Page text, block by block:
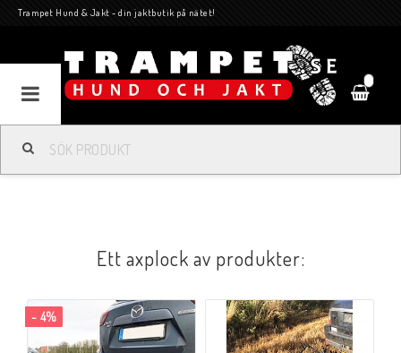
Trampet Hund & Jakt - din jaktbutik på nätet!
Ett axplock av produkter:
- 4%